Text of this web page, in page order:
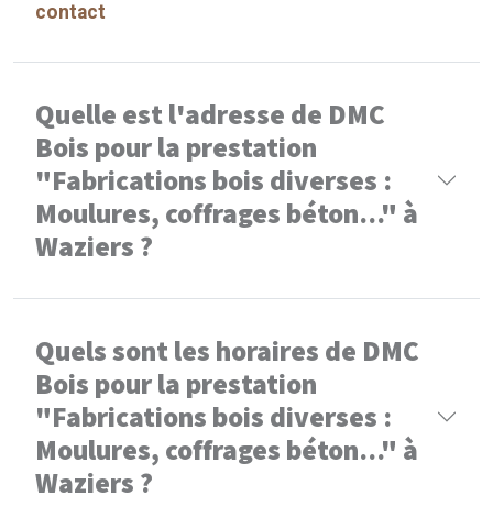
contact
Quelle est l'adresse de DMC
Bois pour la prestation
"Fabrications bois diverses :
Moulures, coffrages béton..." à
Waziers ?
Quels sont les horaires de DMC
Bois pour la prestation
"Fabrications bois diverses :
Moulures, coffrages béton..." à
Waziers ?